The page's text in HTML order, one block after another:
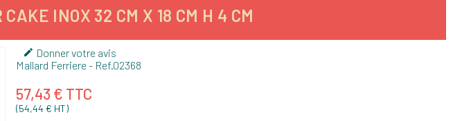
INOX 32 CM X 18 CM H 4 CM
 Donner votre avis
Mallard Ferriere - Ref. 02368
57,43 € TTC
(54,44 € HT)